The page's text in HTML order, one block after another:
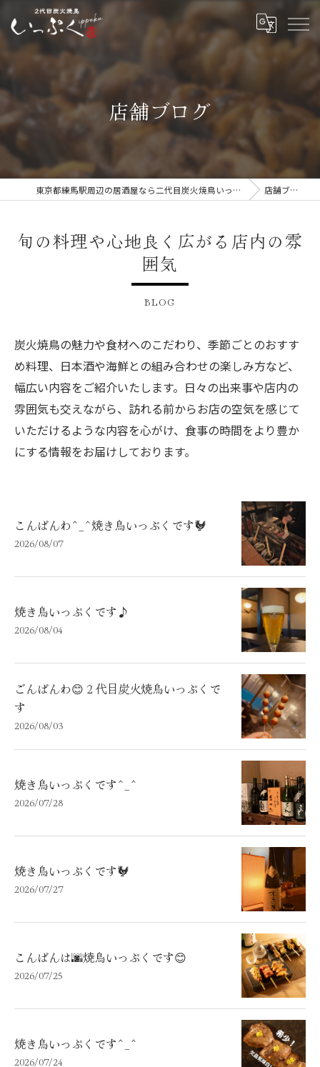
店舗ブログ
東京都練馬駅周辺の居酒屋なら二代目炭火焼鳥いっぷく 店舗ブログ
旬の料理や心地良く広がる店内の雰
囲気
BLOG
炭火焼鳥の魅力や食材へのこだわり、季節ごとのおすす
め料理、日本酒や海鮮との組み合わせの楽しみ方など、
幅広い内容をご紹介いたします。日々の出来事や店内の
雰囲気も交えながら、訪れる前からお店の空気を感じて
いただけるような内容を心がけ、食事の時間をより豊か
にする情報をお届けしております。
こんばんわ^_^焼き鳥いっぷくです🐓
2026/08/07
焼き鳥いっぷくです♪
2026/08/04
ごんばんわ😊２代目炭火焼鳥いっぷくで
す
2026/08/03
焼き鳥いっぷくです^_^
2026/07/28
焼き鳥いっぷくです🐓
2026/07/27
こんばんは🌆焼鳥いっぷくです😊
2026/07/25
焼き鳥いっぷくです^_^
2026/07/24